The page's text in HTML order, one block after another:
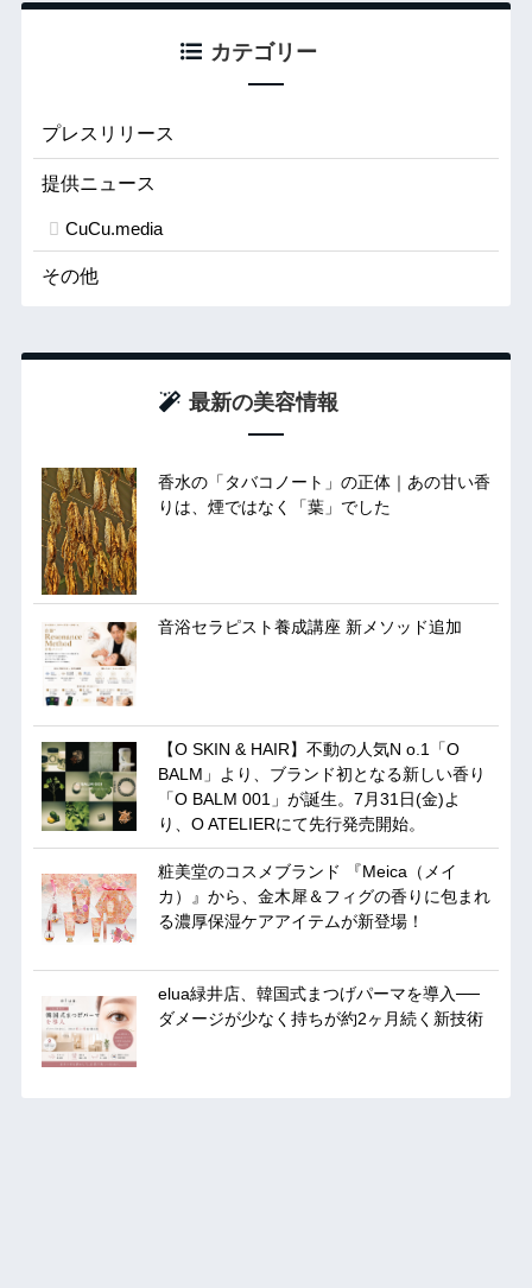
カテゴリー
プレスリリース
提供ニュース
CuCu.media
その他
最新の美容情報
香水の「タバコノート」の正体｜あの甘い香
りは、煙ではなく「葉」でした
音浴セラピスト養成講座 新メソッド追加
【O SKIN & HAIR】不動の人気N o.1「O
BALM」より、ブランド初となる新しい香り
「O BALM 001」が誕生。7月31日(金)よ
り、O ATELIERにて先行発売開始。
粧美堂のコスメブランド 『Meica（メイ
カ）』から、金木犀＆フィグの香りに包まれ
る濃厚保湿ケアアイテムが新登場！
elua緑井店、韓国式まつげパーマを導入──
ダメージが少なく持ちが約2ヶ月続く新技術